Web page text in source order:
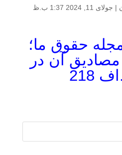
| جولای 11, 2024 1:37 ب.ظ
۲۱۸ مجله حقوق ما؛
آن در
218